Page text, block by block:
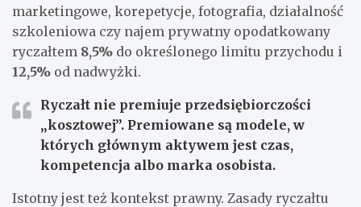
marketingowe, korepetycje, fotografia, działalność
szkoleniowa czy najem prywatny opodatkowany
ryczałtem 8,5% do określonego limitu przychodu i
12,5% od nadwyżki.
Ryczałt nie premiuje przedsiębiorczości
„kosztowej”. Premiowane są modele, w
których głównym aktywem jest czas,
kompetencja albo marka osobista.
Istotny jest też kontekst prawny. Zasady ryczałtu